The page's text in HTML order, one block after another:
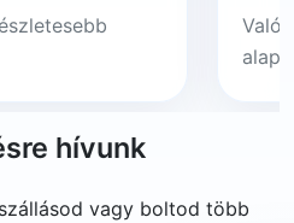
hívunk
vagy boltod több